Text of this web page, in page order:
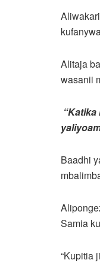
Alitaja
wasanii
Baadhi
Samia
“Kupitia